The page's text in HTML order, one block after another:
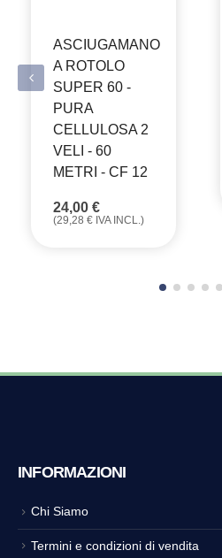
ASCIUGAMANO
A ROTOLO
SUPER 60 -
PURA
CELLULOSA 2
VELI - 60
METRI - CF 12
24,00 €
(29,28 € IVA INCL.)
INFORMAZIONI
Chi Siamo
Termini e condizioni di vendita